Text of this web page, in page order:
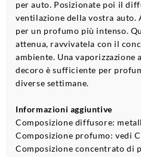
per auto. Posizionate poi il
ventilazione della vostra
per un profumo più intenso.
attenua, ravvivatela con il
ambiente. Una vaporizzazione
decoro è sufficiente per
diverse settimane.
Informazioni aggiuntive
Composizione diffusore:
Composizione profumo: vedi
Composizione concentrato di